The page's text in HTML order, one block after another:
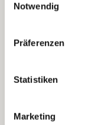
Notwendig
Präferenzen
Statistiken
Marketing
Welt